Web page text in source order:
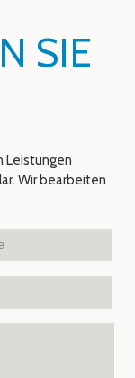
SIE
Leistungen
Wir bearbeiten